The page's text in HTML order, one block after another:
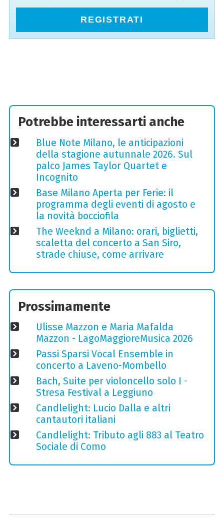
REGISTRATI
Potrebbe interessarti anche
Blue Note Milano, le anticipazioni
della stagione autunnale 2026. Sul
palco James Taylor Quartet e
Incognito
Base Milano Aperta per Ferie: il
programma degli eventi di agosto e
la novità bocciofila
The Weeknd a Milano: orari, biglietti,
scaletta del concerto a San Siro,
strade chiuse, come arrivare
Prossimamente
Ulisse Mazzon e Maria Mafalda
Mazzon - LagoMaggioreMusica 2026
Passi Sparsi Vocal Ensemble in
concerto a Laveno-Mombello
Bach, Suite per violoncello solo I -
Stresa Festival a Leggiuno
Candlelight: Lucio Dalla e altri
cantautori italiani
Candlelight: Tributo agli 883 al Teatro
Sociale di Como